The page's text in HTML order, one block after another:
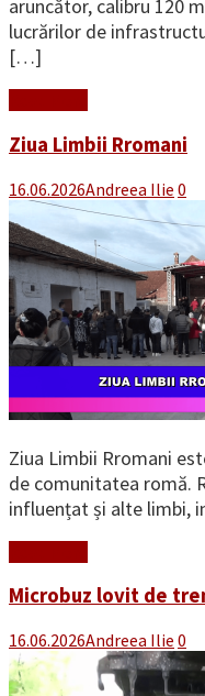
aruncător, calibru 120
lucrărilor de
[…]
Ziua Limbii Rromani
16.06.2026Andreea Ilie 0
Ziua Limbii Rromani
de comunitatea romă.
influențat și alte limbi,
Microbuz lovit de
16.06.2026Andreea Ilie 0